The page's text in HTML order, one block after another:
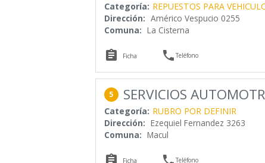
Categoría: REPUESTOS PARA
Dirección: Américo Vespucio 0255
Comuna: La Cisterna
 Ficha Teléfono
5 SERVICIOS
Categoría: RUBRO POR DEFINIR
Dirección: Ezequiel Fernandez 3263
Comuna: Macul
 Ficha Teléfono